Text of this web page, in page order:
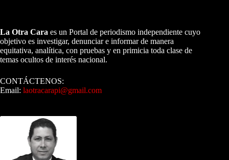
La Otra Cara es un Portal de periodismo independiente cuyo
objetivo es investigar, denunciar e informar de manera
equitativa, analítica, con pruebas y en primicia toda clase de
temas ocultos de interés nacional.
CONTÁCTENOS:
Email: laotracarapi@gmail.com